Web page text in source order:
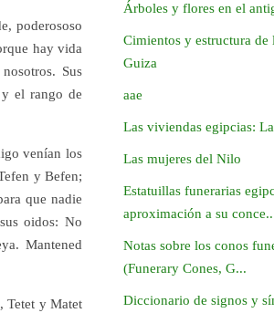
poderososo
hay vida
Sus
el rango de
venían los
y Befen;
que nadie
oidos: No
Mantened
Tetet y Matet
Árboles y flores en el
Cimientos y estructura de
Guiza
aae
Las viviendas egipcias:
Las mujeres del Nilo
Estatuillas funerarias
aproximación a su
Notas sobre los conos
(Funerary Cones, G...
Diccionario de signos y